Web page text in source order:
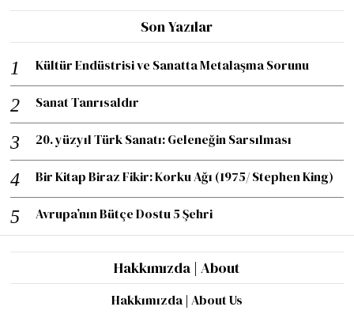
Son Yazılar
Kültür Endüstrisi ve Sanatta Metalaşma Sorunu
Sanat Tanrısaldır
20. yüzyıl Türk Sanatı: Geleneğin Sarsılması
Bir Kitap Biraz Fikir: Korku Ağı (1975/ Stephen King)
Avrupa’nın Bütçe Dostu 5 Şehri
Hakkımızda | About
Hakkımızda | About Us